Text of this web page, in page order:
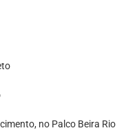
no Palco Beira Rio